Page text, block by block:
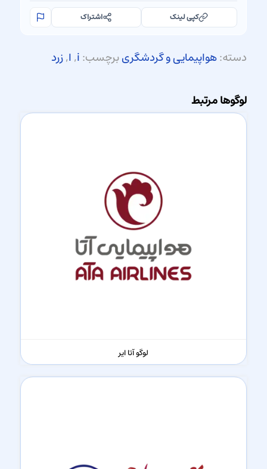
کپی لینک اشتراک
دسته:هواپیمایی و گردشگریبرچسب:i
,ا,زرد
لوگوها مرتبط
لوگو آتا ایر